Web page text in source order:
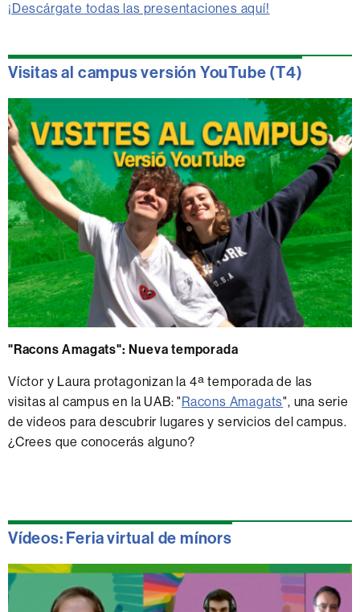
¡Descárgate todas las presentaciones aquí!
Visitas al campus versión YouTube (T4)
"Racons Amagats": Nueva temporada
Víctor y Laura protagonizan la 4ª temporada de las
visitas al campus en la UAB: " Racons Amagats", una serie
de videos para descubrir lugares y servicios del campus.
¿Crees que conocerás alguno?
Vídeos: Feria virtual de mínors